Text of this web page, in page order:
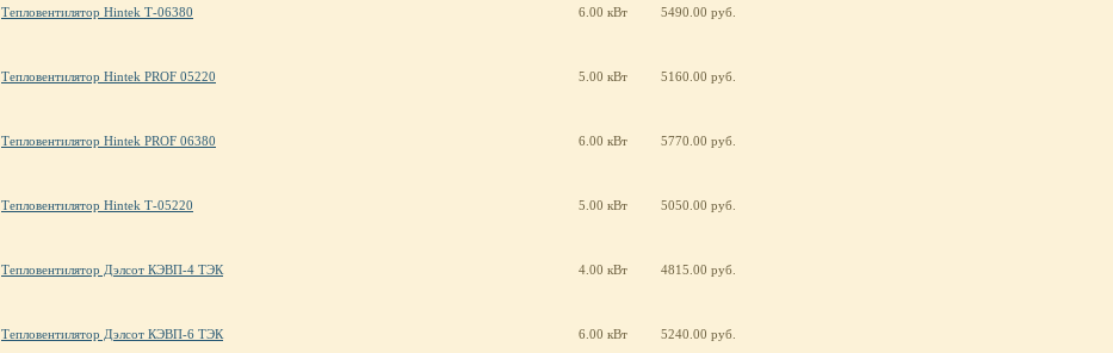
Тепловентилятор Hintek Т-06380 6.00 кВт 5490.00 руб.
Тепловентилятор Hintek PROF 05220 5.00 кВт 5160.00 руб.
Тепловентилятор Hintek PROF 06380 6.00 кВт 5770.00 руб.
Тепловентилятор Hintek Т-05220 5.00 кВт 5050.00 руб.
Тепловентилятор Дэлсот КЭВП-4 ТЭК 4.00 кВт 4815.00 руб.
Тепловентилятор Дэлсот КЭВП-6 ТЭК 6.00 кВт 5240.00 руб.